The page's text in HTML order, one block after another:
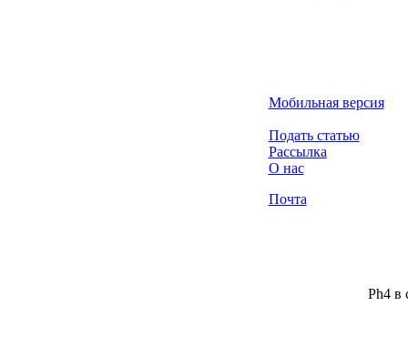
Мобильная версия
Подать статью
Рассылка
О нас
Почта
Ph4 в